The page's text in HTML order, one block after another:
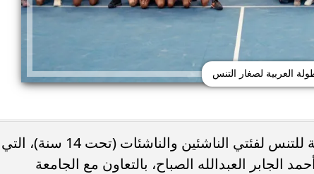
العربية لصغار التنس
أسدل الستار على منافسات البطولة العربية للتنس لفئتي الناشئين والناشئات (تحت 14 سنة)، التي
الجابر العبدالله الصباح، بالتعاون مع الجامعة
اولى لتدشين
مصر تكتب التاريخ.. فريق “حلم” يفوز بكأس
بطولة Genuine Cup العالمية لكرة...